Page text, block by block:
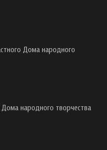
Дома народного
народного творчества